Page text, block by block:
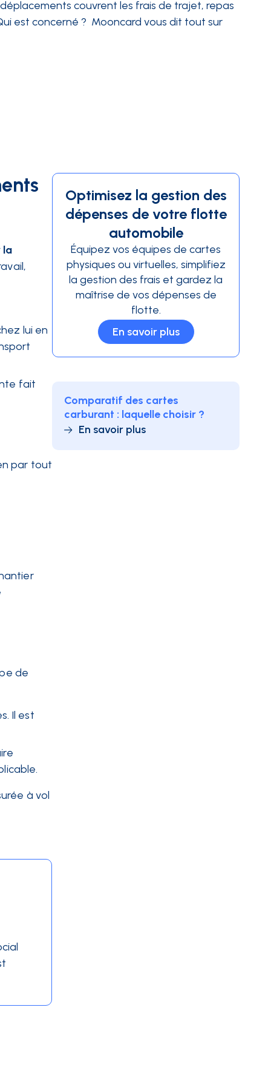
couvrent les frais de trajet, repas
est concerné ? Mooncard vous dit tout sur
la
lui en
fait
par tout
de
Il est
à vol
Optimisez la gestion des
dépenses de votre flotte
automobile
Équipez vos équipes de cartes
physiques ou virtuelles, simplifiez
la gestion des frais et gardez la
maîtrise de vos dépenses de
flotte.
En savoir plus
Comparatif des cartes
carburant : laquelle choisir ?
En savoir plus